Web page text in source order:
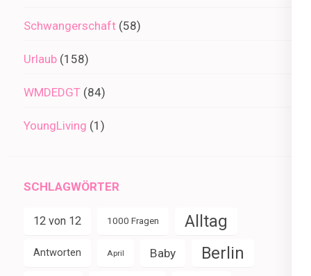
Schwangerschaft (58)
Urlaub (158)
WMDEDGT (84)
YoungLiving (1)
SCHLAGWÖRTER
12 von 12 1000 Fragen Alltag
Antworten April Baby Berlin